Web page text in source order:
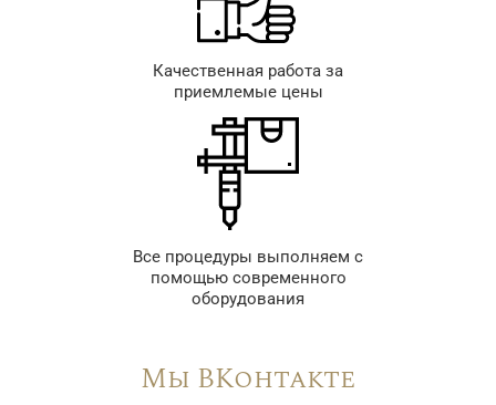
Качественная работа за
приемлемые цены
Все процедуры выполняем с
помощью современного
оборудования
Мы ВКонтакте